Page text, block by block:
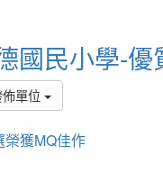
國民小學-優
單位
獲MQ佳作